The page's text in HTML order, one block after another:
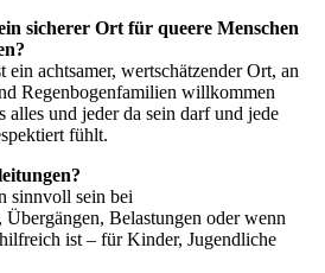
sicherer Ort für queere Menschen
achtsamer, wertschätzender Ort, an
Regenbogenfamilien willkommen
und jeder da sein darf und jede
fühlt.
sinnvoll sein bei
Belastungen oder wenn
ist – für Kinder, Jugendliche